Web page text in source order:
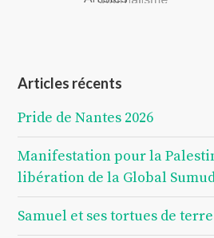
Articles récents
Pride de Nantes 2026
Manifestation pour la
libération de la Global
Samuel et ses tortues de terre